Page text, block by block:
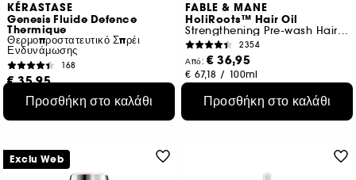
KÉRASTASE
Genesis Fluide Defence
Thermique
Θερμοπροστατευτικό Σπρέι
Ενδυνάμωσης
168
€ 35,95
€ 23,97 100ml
Προσθήκη στο καλάθι
FABLE & MANE
HoliRoots™ Hair Oil
Strengthening Pre-wash Hair Treatment Oil
2354
Από:€ 36,95
€ 67,18 / 100ml
2 μεγέθη
Προσθήκη στο καλάθι
Exclu Web